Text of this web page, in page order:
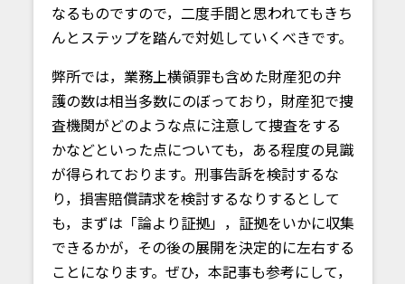
なるものですので，二度手間と思われてもきち
んとステップを踏んで対処していくべきです。
弊所では，業務上横領罪も含めた財産犯の弁
護の数は相当多数にのぼっており，財産犯で捜
査機関がどのような点に注意して捜査をする
かなどといった点についても，ある程度の見識
が得られております。刑事告訴を検討するな
り，損害賠償請求を検討するなりするとして
も，まずは「論より証拠」，証拠をいかに収集
できるかが，その後の展開を決定的に左右する
ことになります。ぜひ，本記事も参考にして，